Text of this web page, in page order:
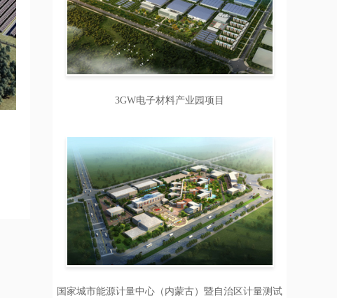
3GW电子材料产业园项目
国家城市能源计量中心（内蒙古）暨自治区计量测试